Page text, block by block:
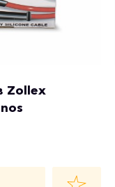
Zollex